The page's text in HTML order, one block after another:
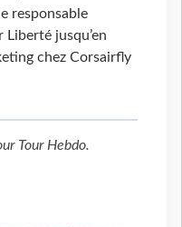
responsable
jusqu’en
chez Corsairfly
Tour Hebdo.